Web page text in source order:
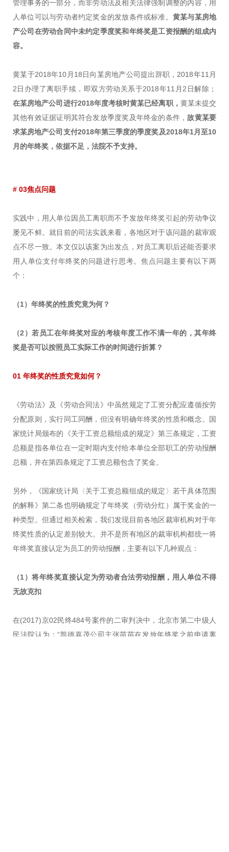
管理事务的一部分，而非劳动法及相关法律强制调整的内容，用
人单位可以与劳动者约定奖金的发放条件或标准。 黄某与某房地
产公司在劳动合同中未约定季度奖和年终奖是工资报酬的组成内
容。
黄某于2018年10月18日向某房地产公司提出辞职，2018年11月
2日办理了离职手续，即双方劳动关系于2018年11月2日解除；
在某房地产公司进行2018年度考核时黄某已经离职， 黄某未提交
其他有效证据证明其符合发放季度奖及年终金的条件，故黄某要
求某房地产公司支付2018年第三季度的季度奖及2018年1月至10
月的年终奖，依据不足，法院不予支持。
# 03焦点问题
实践中，用人单位因员工离职而不予发放年终奖引起的劳动争议
屡见不鲜。就目前的司法实践来看，各地区对于该问题的裁审观
点不尽一致。本文仅以该案为出发点，对员工离职后还能否要求
用人单位支付年终奖的问题进行思考。焦点问题主要有以下两
个：
（1）年终奖的性质究竟为何？
（2）若员工在年终奖对应的考核年度工作不满一年的，其年终
奖是否可以按照员工实际工作的时间进行折算？
01 年终奖的性质究竟如何？
《劳动法》及《劳动合同法》中虽然规定了工资分配应遵循按劳
分配原则，实行同工同酬，但没有明确年终奖的性质和概念。国
家统计局颁布的《关于工资总额组成的规定》第三条规定，工资
总额是指各单位在一定时期内支付给本单位全部职工的劳动报酬
总额，并在第四条规定了工资总额包含了奖金。
另外，《国家统计局〈关于工资总额组成的规定〉若干具体范围
的解释》第二条也明确规定了年终奖（劳动分红）属于奖金的一
种类型。但通过相关检索，我们发现目前各地区裁审机构对于年
终奖性质的认定差别较大。并不是所有地区的裁审机构都统一将
年终奖直接认定为员工的劳动报酬，主要有以下几种观点：
（1）将年终奖直接认定为劳动者合法劳动报酬，用人单位不得
无故克扣
在(2017)京02民终484号案件的二审判决中，北京市第二中级人
民法院认为：“凯德嘉茂公司主张苗苗在发放年终奖之前申请离